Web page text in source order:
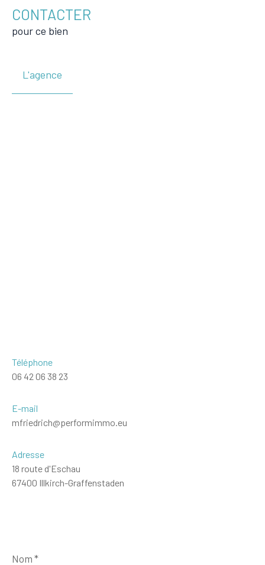
CONTACTER
pour ce bien
L'agence
Téléphone
06 42 06 38 23
E-mail
mfriedrich@performimmo.eu
Adresse
18 route d'Eschau
67400 Illkirch-Graffenstaden
*